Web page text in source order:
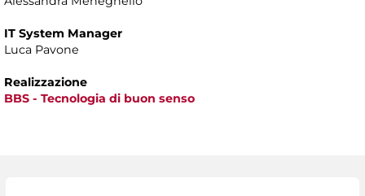
IT System Manager
Luca Pavone
Realizzazione
BBS - Tecnologia di buon senso